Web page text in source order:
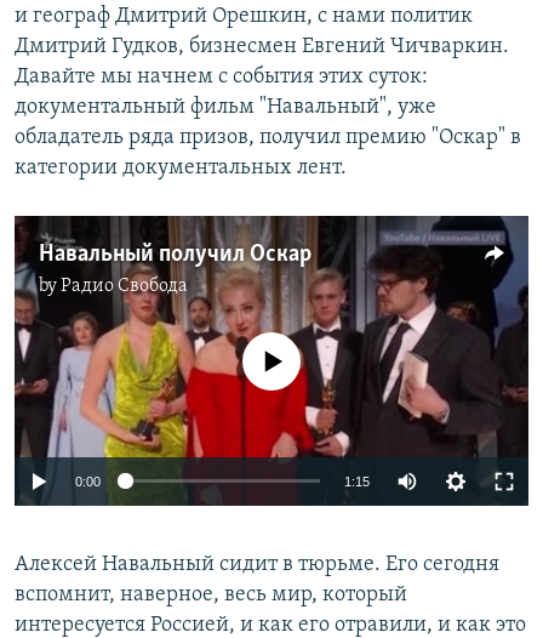
и географ Дмитрий Орешкин, с нами политик
Дмитрий Гудков, бизнесмен Евгений Чичваркин.
Давайте мы начнем с события этих суток:
документальный фильм "Навальный", уже
обладатель ряда призов, получил премию "Оскар" в
категории документальных лент.
Навальный получил Оскар
byРадио Свобода
Auto 240p 360p 480p
No media source currently available
0:00 1:15
360p
Алексей Навальный сидит в тюрьме. Его сегодня
вспомнит, наверное, весь мир, который
интересуется Россией, и как его отравили, и как это